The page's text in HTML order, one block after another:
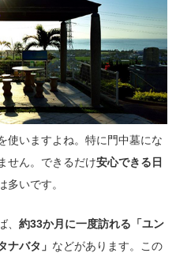
使いますよね。特に門中墓にな
せん。できるだけ安心できる日
多いです。
、約33か月に一度訪れる「ユン
ナバタ」 などがあります。この